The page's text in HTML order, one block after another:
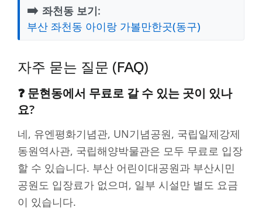
➡️ 좌천동 보기:
부산 좌천동 아이랑 가볼만한곳(동구)
자주 묻는 질문 (FAQ)
❓ 문현동에서 무료로 갈 수 있는 곳이 있나
요?
네, 유엔평화기념관, UN기념공원, 국립일제강제
동원역사관, 국립해양박물관은 모두 무료로 입장
할 수 있습니다. 부산 어린이대공원과 부산시민
공원도 입장료가 없으며, 일부 시설만 별도 요금
이 있습니다.